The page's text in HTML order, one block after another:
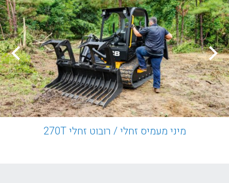
מיני מעמיס זחלי / רובוט זחלי 270T